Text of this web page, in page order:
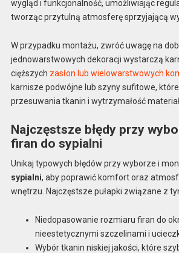
wygląd i funkcjonalność, umożliwiając
tworząc przytulną atmosferę sprzyjającą
W przypadku montażu, zwróć uwagę na
jednowarstwowych dekoracji wystarczą
cięższych zasłon lub wielowarstwowych
karnisze podwójne lub szyny sufitowe,
przesuwania tkanin i wytrzymałość
Najczęstsze błędy przy
firan do sypialni
Unikaj typowych błędów przy wyborze i
sypialni, aby poprawić komfort oraz
wnętrzu. Najczęstsze pułapki związane z
Niedopasowanie rozmiaru firan do
nieestetycznymi szczelinami i
Wybór tkanin niskiej jakości, które